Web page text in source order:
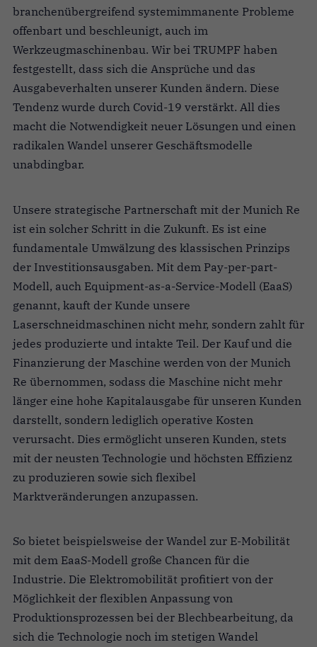
branchenübergreifend systemimmanente Probleme
offenbart und beschleunigt, auch im
Werkzeugmaschinenbau. Wir bei TRUMPF haben
festgestellt, dass sich die Ansprüche und das
Ausgabeverhalten unserer Kunden ändern. Diese
Tendenz wurde durch Covid-19 verstärkt. All dies
macht die Notwendigkeit neuer Lösungen und einen
radikalen Wandel unserer Geschäftsmodelle
unabdingbar.
Unsere strategische Partnerschaft mit der Munich Re
ist ein solcher Schritt in die Zukunft. Es ist eine
fundamentale Umwälzung des klassischen Prinzips
der Investitionsausgaben. Mit dem Pay-per-part-
Modell, auch Equipment-as-a-Service-Modell (EaaS)
genannt, kauft der Kunde unsere
Laserschneidmaschinen nicht mehr, sondern zahlt für
jedes produzierte und intakte Teil. Der Kauf und die
Finanzierung der Maschine werden von der Munich
Re übernommen, sodass die Maschine nicht mehr
länger eine hohe Kapitalausgabe für unseren Kunden
darstellt, sondern lediglich operative Kosten
verursacht. Dies ermöglicht unseren Kunden, stets
mit der neusten Technologie und höchsten Effizienz
zu produzieren sowie sich flexibel
Marktveränderungen anzupassen.
So bietet beispielsweise der Wandel zur E-Mobilität
mit dem EaaS-Modell große Chancen für die
Industrie. Die Elektromobilität profitiert von der
Möglichkeit der flexiblen Anpassung von
Produktionsprozessen bei der Blechbearbeitung, da
sich die Technologie noch im stetigen Wandel